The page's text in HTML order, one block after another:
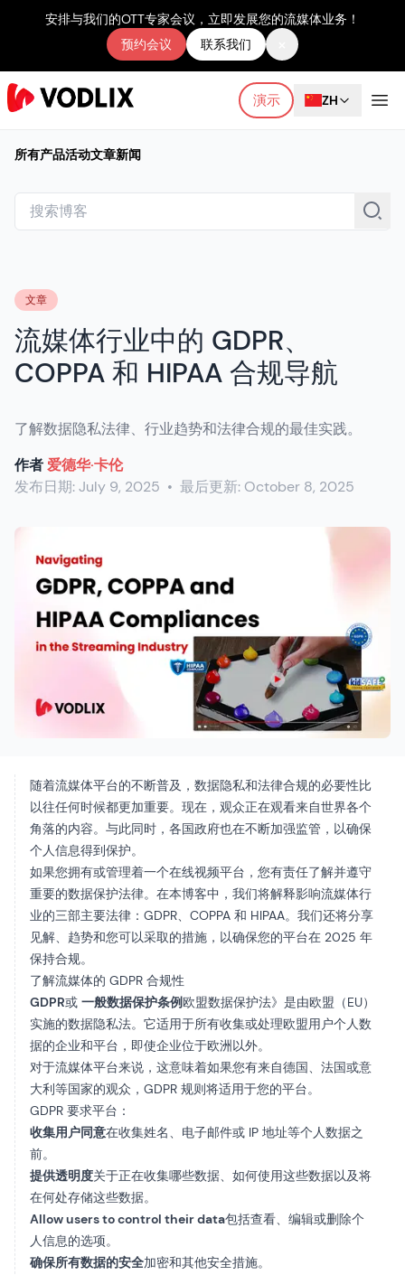
安排与我们的OTT专家会议，立即发展您的流媒体业务！
预约会议
联系我们
演示 ZH
所有产品活动文章新闻
文章
流媒体行业中的 GDPR、
COPPA 和 HIPAA 合规导航
了解数据隐私法律、行业趋势和法律合规的最佳实践。
作者爱德华·卡伦
发布日期:July 9, 2025 • 最后更新: October 8, 2025
随着流媒体平台的不断普及，数据隐私和法律合规的必要性比
以往任何时候都更加重要。现在，观众正在观看来自世界各个
角落的内容。与此同时，各国政府也在不断加强监管，以确保
个人信息得到保护。
如果您拥有或管理着一个在线视频平台，您有责任了解并遵守
重要的数据保护法律。在本博客中，我们将解释影响流媒体行
业的三部主要法律：GDPR、COPPA 和 HIPAA。我们还将分享
见解、趋势和您可以采取的措施，以确保您的平台在 2025 年
保持合规。
了解流媒体的 GDPR 合规性
GDPR或 一般数据保护条例欧盟数据保护法》是由欧盟（EU）
实施的数据隐私法。它适用于所有收集或处理欧盟用户个人数
据的企业和平台，即使企业位于欧洲以外。
对于流媒体平台来说，这意味着如果您有来自德国、法国或意
大利等国家的观众，GDPR 规则将适用于您的平台。
GDPR 要求平台：
收集用户同意在收集姓名、电子邮件或 IP 地址等个人数据之
前。
提供透明度关于正在收集哪些数据、如何使用这些数据以及将
在何处存储这些数据。
Allow users to control their data包括查看、编辑或删除个
人信息的选项。
确保所有数据的安全加密和其他安全措施。